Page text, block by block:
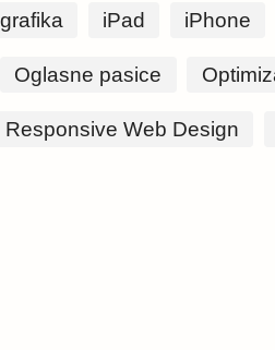
iPad iPhone
Oglasne pasice
Responsive Web Design